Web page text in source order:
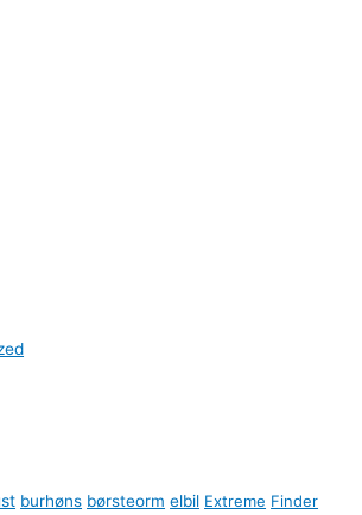
burhøns børsteorm elbil Extreme Finder